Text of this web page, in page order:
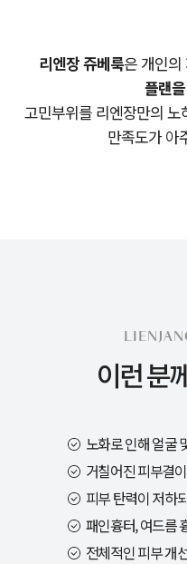
리엔장 쥬베룩은 개인의
플랜
고민부위를 리엔장만의
만족도가 아
이런 분
노화로 인해 얼굴
거칠어진 피부결
피부 탄력이 저하
패인흉터, 여드름
전체적인 피부 개